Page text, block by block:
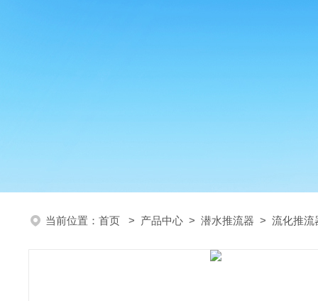
当前位置： 首页 > 产品中心 > 潜水推流器 > 流化推流